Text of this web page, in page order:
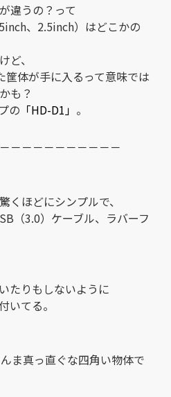
違うの？って
、2.5inch）はどこかの
ど、
筐体が手に入るって意味では
も？
の 「HD-D1」 。
－－－－－－－－－－
くほどにシンプルで、
（3.0）ケーブル、ラバーフ
たりもしないように
いてる。
ま真っ直ぐな四角い物体で